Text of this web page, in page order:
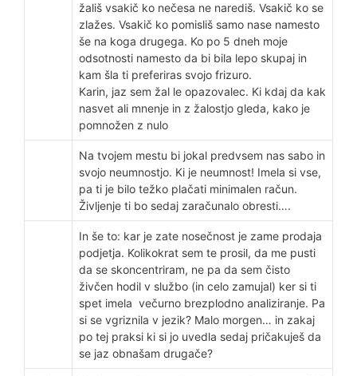
žališ vsakič ko nečesa ne narediš. Vsakič ko se
zlažes. Vsakič ko pomisliš samo nase namesto
še na koga drugega. Ko po 5 dneh moje
odsotnosti namesto da bi bila lepo skupaj in
kam šla ti preferiras svojo frizuro.
Karin, jaz sem žal le opazovalec. Ki kdaj da kak
nasvet ali mnenje in z žalostjo gleda, kako je
pomnožen z nulo
Na tvojem mestu bi jokal predvsem nas sabo in
svojo neumnostjo. Ki je neumnost! Imela si vse,
pa ti je bilo težko plačati minimalen račun.
Življenje ti bo sedaj zaračunalo obresti….
In še to: kar je zate nosečnost je zame prodaja
podjetja. Kolikokrat sem te prosil, da me pusti
da se skoncentriram, ne pa da sem čisto
živčen hodil v službo (in celo zamujal) ker si ti
spet imela večurno brezplodno analiziranje. Pa
si se vgriznila v jezik? Malo morgen… in zakaj
po tej praksi ki si jo uvedla sedaj pričakuješ da
se jaz obnašam drugače?